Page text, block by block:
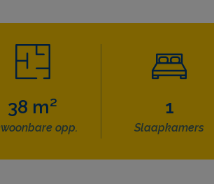
38 m²
opp.
1
Slaapkamers